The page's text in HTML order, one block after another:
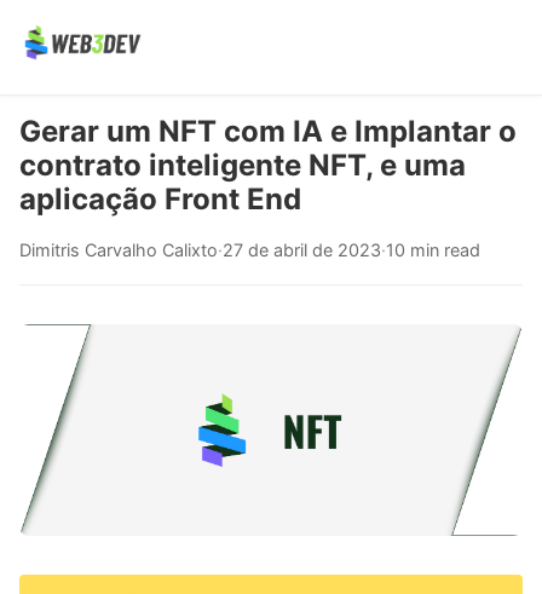
Gerar um NFT com IA e Implantar o
contrato inteligente NFT, e uma
aplicação Front End
Dimitris Carvalho Calixto·27 de abril de 2023·10 min read